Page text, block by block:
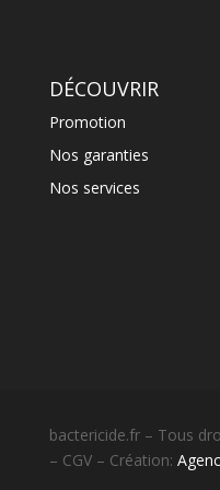
DÉCOUVRIR
Promotion
Nos garanties
Nos services
bactericide.fr – Tous
– CGV – Création: